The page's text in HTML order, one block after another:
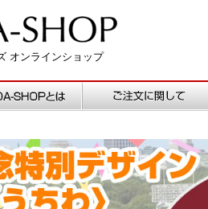
オンラインショップ